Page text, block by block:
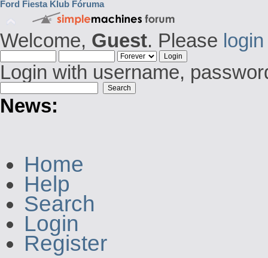
Ford Fiesta Klub Fóruma
Welcome, Guest. Please login
Login with username,
News:
Home
Help
Search
Login
Register